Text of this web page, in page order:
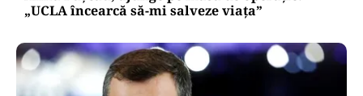
„UCLA încearcă să-mi salveze viața”